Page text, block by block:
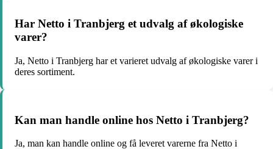
Har Netto i Tranbjerg et udvalg af økologiske
varer?
Ja, Netto i Tranbjerg har et varieret udvalg af økologiske varer i
deres sortiment.
Kan man handle online hos Netto i Tranbjerg?
Ja, man kan handle online og få leveret varerne fra Netto i